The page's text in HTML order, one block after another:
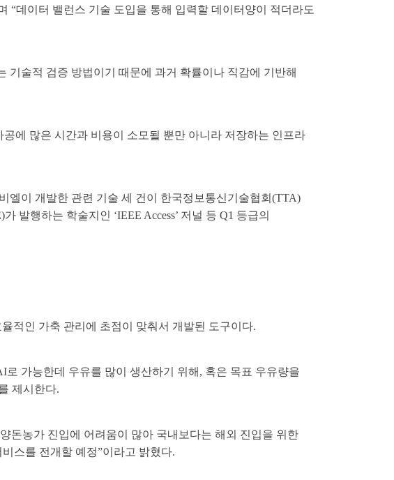
“데이터 밸런스 기술 도입을 통해 입력할 데이터양이 적더라도
술적 검증 방법이기 때문에 과거 확률이나 직감에 기반해
에 많은 시간과 비용이 소모될 뿐만 아니라 저장하는 인프라
엘이 개발한 관련 기술 세 건이 한국정보통신기술협회(TTA)
발행하는 학술지인 ‘IEEE Access’ 저널 등 Q1 등급의
적인 가축 관리에 초점이 맞춰서 개발된 도구이다.
가능한데 우유를 많이 생산하기 위해, 혹은 목표 우유량을
제시한다.
돈농가 진입에 어려움이 많아 국내보다는 해외 진입을 위한
스를 전개할 예정”이라고 밝혔다.